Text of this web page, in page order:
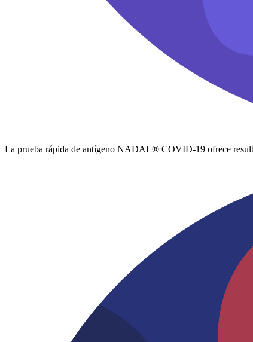
La prueba rápida de antígeno NADAL® COVID-19 ofrece